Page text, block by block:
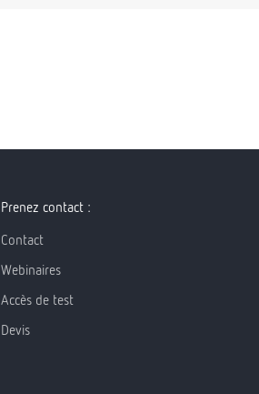
Prenez contact :
Contact
Webinaires
Accès de test
Devis